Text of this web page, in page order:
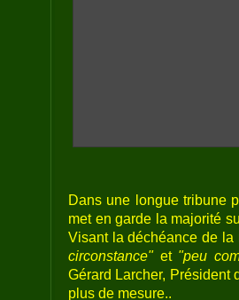
Dans une longue tribune
met en garde la majorité
Visant la déchéance de
circonstance"et "peu
Gérard Larcher, Président
plus de mesure..